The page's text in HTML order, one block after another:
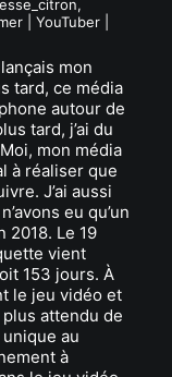
| YouTuber |